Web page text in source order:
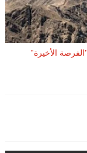
الأخيرة"